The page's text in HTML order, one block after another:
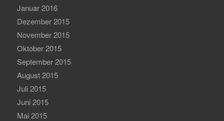
Januar 2016
Dezember 2015
November 2015
Oktober 2015
September 2015
August 2015
Juli 2015
Juni 2015
Mai 2015